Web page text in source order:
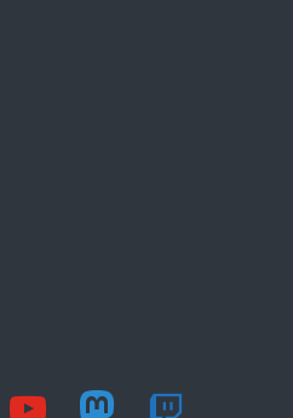
youtube mastodon twitch